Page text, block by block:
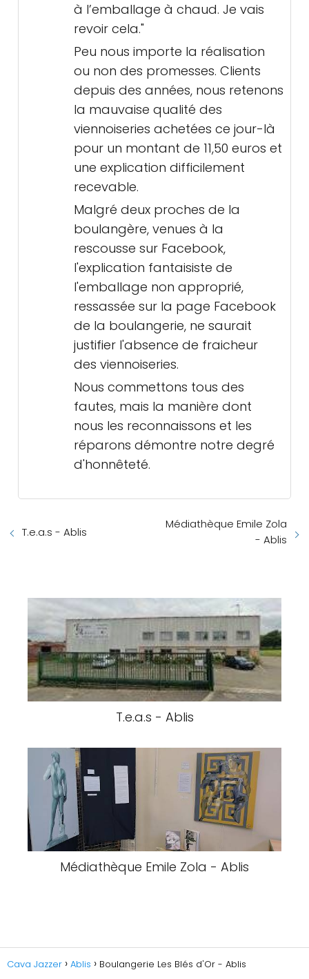
à l’emballage à chaud. Je vais
revoir cela."
Peu nous importe la réalisation
ou non des promesses. Clients
depuis des années, nous retenons
la mauvaise qualité des
viennoiseries achetées ce jour-là
pour un montant de 11,50 euros et
une explication difficilement
recevable.
Malgré deux proches de la
boulangère, venues à la
rescousse sur Facebook,
l'explication fantaisiste de
l'emballage non approprié,
ressassée sur la page Facebook
de la boulangerie, ne saurait
justifier l'absence de fraicheur
des viennoiseries.
Nous commettons tous des
fautes, mais la manière dont
nous les reconnaissons et les
réparons démontre notre degré
d'honnêteté.
T.e.a.s - Ablis
Médiathèque Emile Zola
- Ablis
T.e.a.s - Ablis
Médiathèque Emile Zola - Ablis
Cava Jazzer Ablis Boulangerie Les Blés d'Or - Ablis